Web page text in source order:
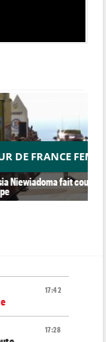
DE FRANCE
Niewiadoma fait coup
17:42
17:28